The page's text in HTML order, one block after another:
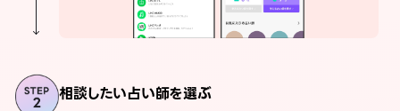
相談したい占い師を選ぶ